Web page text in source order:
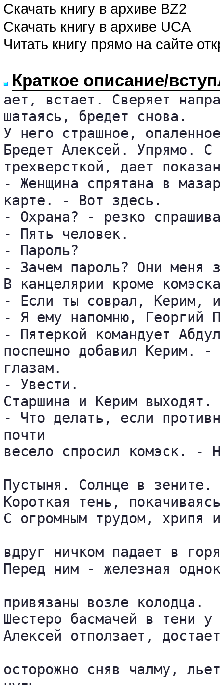
Скачать книгу в архиве BZ2
Скачать книгу в архиве UCA
Читать книгу прямо на сайте
Краткое описание/
ает, встает. Сверяет
шатаясь, бредет снова.
У него страшное,
Бредет Алексей. Упрямо.
трехверсткой, дает
- Женщина спрятана в
карте. - Вот здесь.
- Охрана? - резко
- Пять человек.
- Пароль?
- Зачем пароль? Они меня
В канцелярии кроме
- Если ты соврал, Керим,
- Я ему напомню, Георгий
- Пятеркой командует
поспешно добавил Керим.
глазам.
- Увести.
Старшина и Керим выходят.
- Что делать, если
почти
весело спросил комэск. -
Пустыня. Солнце в зените.
Короткая тень,
С огромным трудом, хрипя
вдруг ничком падает в
Перед ним - железная
привязаны возле колодца.
Шестеро басмачей в тени
Алексей отползает,
осторожно сняв чалму,